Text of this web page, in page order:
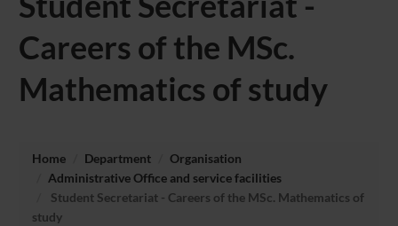
Careers of the MSc.
Mathematics of study
Home Department
Organisation
Administrative Office and service facilities
Student Secretariat - Careers of the MSc. Mathematics of
study